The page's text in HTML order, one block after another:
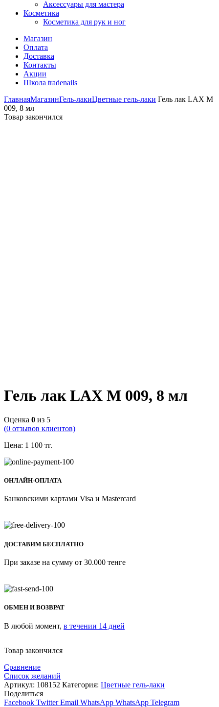
Аксессуары для мастера
Косметика
Косметика для рук и ног
Магазин
Оплата
Доставка
Контакты
Акции
Школа tradenails
ГлавнаяМагазинГель-лакиЦветные гель-лаки Гель лак LAX M
009, 8 мл
Товар закончился
Гель лак LAX M 009, 8 мл
Оценка 0 из 5
(0 отзывов клиентов)
Цена: 1 100 тг.
ОНЛАЙН-ОПЛАТА
Банковскими картами Visa и Mastercard
ДОСТАВИМ БЕСПЛАТНО
При заказе на сумму от 30.000 тенге
ОБМЕН И ВОЗВРАТ
В любой момент, в течении 14 дней
Товар закончился
Сравнение
Список желаний
Артикул: 108152 Категория: Цветные гель-лаки
Поделиться
Facebook Twitter Email WhatsApp WhatsApp Telegram